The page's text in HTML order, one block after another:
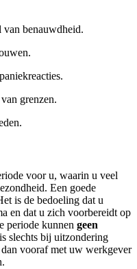
van benauwdheid.
grenzen.
voor u, waarin u veel
Een goede
is de bedoeling dat u
en dat u zich voorbereidt op
periode kunnen geen
slechts bij uitzondering
vooraf met uw werkgever